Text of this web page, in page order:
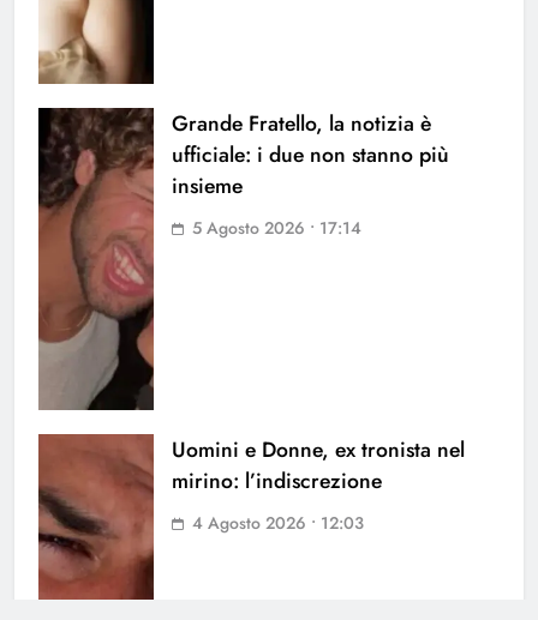
Grande Fratello, la notizia è
ufficiale: i due non stanno più
insieme
5 Agosto 2026 • 17:14
Uomini e Donne, ex tronista nel
mirino: l’indiscrezione
4 Agosto 2026 • 12:03